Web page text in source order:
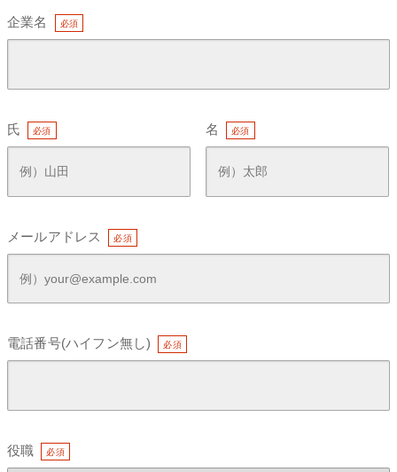
企業名
氏 名
メールアドレス
電話番号(ハイフン無し)
役職